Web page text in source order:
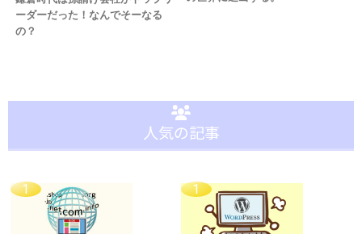
ーダーだった！なんでそーなる
の？
人気の記事